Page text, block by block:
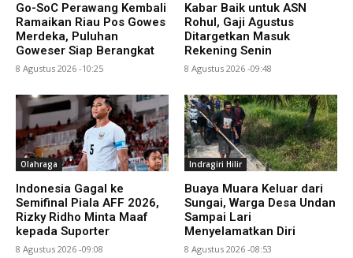
Go-SoC Perawang Kembali
Ramaikan Riau Pos Gowes
Merdeka, Puluhan
Goweser Siap Berangkat
8 Agustus 2026 -10:25
Kabar Baik untuk ASN
Rohul, Gaji Agustus
Ditargetkan Masuk
Rekening Senin
8 Agustus 2026 -09:48
Olahraga
Indonesia Gagal ke
Semifinal Piala AFF 2026,
Rizky Ridho Minta Maaf
kepada Suporter
8 Agustus 2026 -09:08
Indragiri Hilir
Buaya Muara Keluar dari
Sungai, Warga Desa Undan
Sampai Lari
Menyelamatkan Diri
8 Agustus 2026 -08:53